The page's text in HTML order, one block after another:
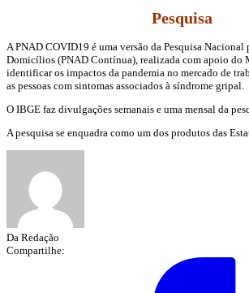
Pesquisa
A PNAD COVID19 é uma versão da Pesquisa Nacional
Domicílios (PNAD Contínua), realizada com apoio do
identificar os impactos da pandemia no mercado de
as pessoas com sintomas associados à síndrome gripal.
O IBGE faz divulgações semanais e uma mensal da
A pesquisa se enquadra como um dos produtos das
Da Redação
Compartilhe: